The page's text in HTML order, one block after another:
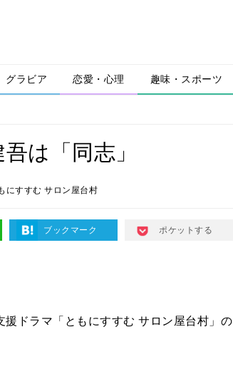
グラビア 恋愛・心理 趣味・スポーツ
は「同志」
にすすむ サロン屋台村
ブックマーク ポケットする
ドラマ「ともにすすむ サロン屋台村」の